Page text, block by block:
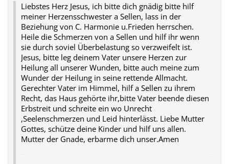
Liebstes Herz Jesus, ich bitte dich gnädig bitte hilf
meiner Herzensschwester a Sellen, lass in der
Beziehung von C. Harmonie u.Frieden herrschen.
Heile die Schmerzen von a Sellen und hilf ihr wenn
sie durch soviel Überbelastung so verzweifelt ist.
Jesus, bitte leg deinem Vater unsere Herzen zur
Heilung all unserer Wunden, bitte auch meine zum
Wunder der Heilung in seine rettende Allmacht.
Gerechter Vater im Himmel, hilf a Sellen zu ihrem
Recht, das Haus gehörte ihr,bitte Vater beende diesen
Erbstreit und schreite ein wo Unrecht
,Seelenschmerzen und Leid hinterlässt. Liebe Mutter
Gottes, schütze deine Kinder und hilf uns allen.
Mutter der Gnade, erbarme dich unser.Amen